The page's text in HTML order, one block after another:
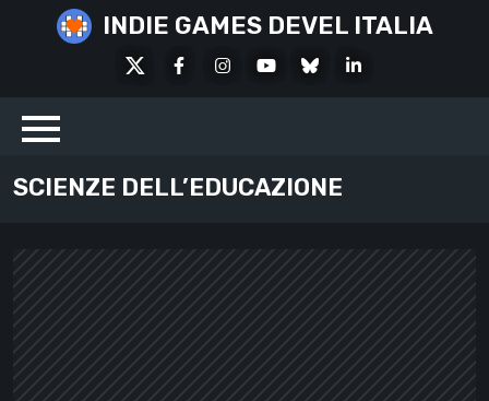
INDIE GAMES DEVEL ITALIA
FacebookInstagramYoutubeBlueskyLinkedIn
SCIENZE DELL’EDUCAZIONE